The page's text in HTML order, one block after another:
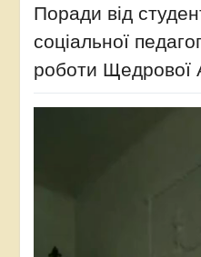
Поради від
соціальної
роботи Щедрової